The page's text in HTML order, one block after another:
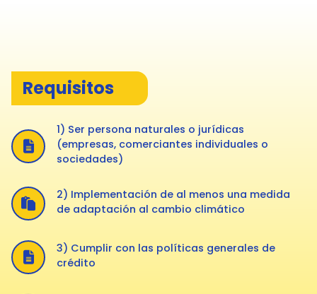
Requisitos
1) Ser persona naturales o jurídicas
(empresas, comerciantes individuales o
sociedades)
2) Implementación de al menos una medida
de adaptación al cambio climático
3) Cumplir con las políticas generales de
crédito